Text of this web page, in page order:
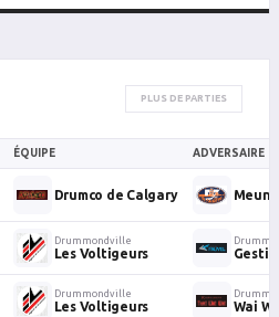
PLUS DE PARTIES
ÉQUIPE ADVERSAIRE
Drumco de Calgary
Drummondville
Les Voltigeurs
Drummondville
Les Voltigeurs Wai